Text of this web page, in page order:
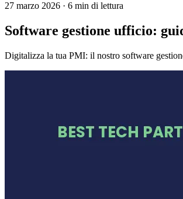
27 marzo 2026 · 6 min di lettura
Software gestione ufficio:
Digitalizza la tua PMI: il nostro software